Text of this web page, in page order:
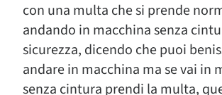
con una multa che si prende
andando in macchina senza
sicurezza, dicendo che puoi
andare in macchina ma se vai in
senza cintura prendi la multa,